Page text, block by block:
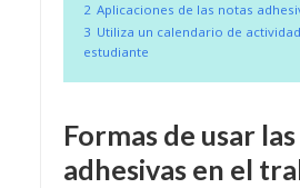
2 Aplicaciones de las notas
3 Utiliza un calendario de
estudiante
Formas de usar
adhesivas en el